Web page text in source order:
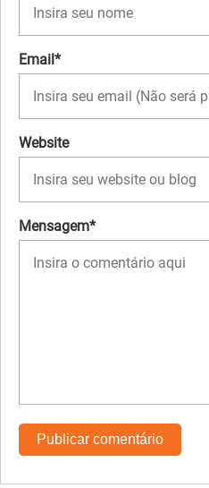
Email*
Website
Mensagem*